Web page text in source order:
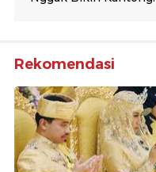
Rekomendasi